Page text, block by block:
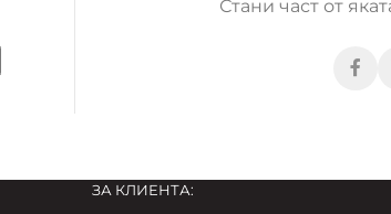
Стани част от
ЗА КЛИЕНТА: